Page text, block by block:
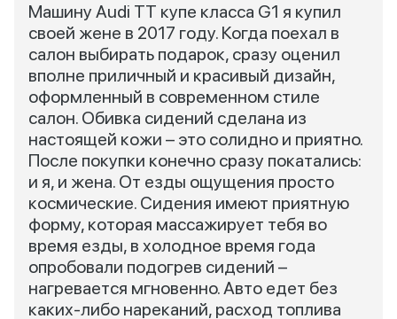
Машину Audi TT купе класса G1 я купил
своей жене в 2017 году. Когда поехал в
салон выбирать подарок, сразу оценил
вполне приличный и красивый дизайн,
оформленный в современном стиле
салон. Обивка сидений сделана из
настоящей кожи – это солидно и приятно.
После покупки конечно сразу покатались:
и я, и жена. От езды ощущения просто
космические. Сидения имеют приятную
форму, которая массажирует тебя во
время езды, в холодное время года
опробовали подогрев сидений –
нагревается мгновенно. Авто едет без
каких-либо нареканий, расход топлива